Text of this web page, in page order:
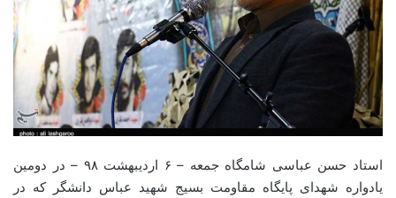
استاد حسن عباسی شامگاه جمعه – ۶ اردیبهشت ۹۸ – در دومین
یادواره شهدای پایگاه مقاومت بسیج شهید عباس دانشگر که در